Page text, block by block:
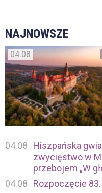
NAJNOWSZE
04.08
04.08
Hiszpańska
zwycięstwo w
przebojem „W
04.08
Rozpoczęcie